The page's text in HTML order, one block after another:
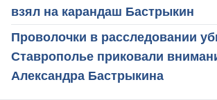
взял на карандаш Бастрыкин
Проволочки в расследовании
Ставрополье приковали
Александра Бастрыкина